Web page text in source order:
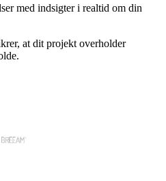
med indsigter i realtid om din
at dit projekt overholder